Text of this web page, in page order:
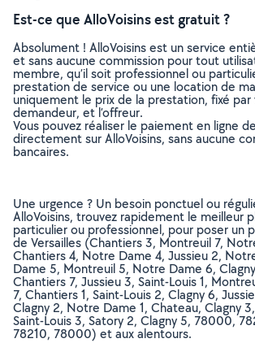
Est-ce que AlloVoisins est gratuit ?
Absolument ! AlloVoisins est un service
et sans aucune commission pour tout
membre, qu’il soit professionnel ou
prestation de service ou une location de
uniquement le prix de la prestation, fixé par
demandeur, et l’offreur.
Vous pouvez réaliser le paiement en ligne
directement sur AlloVoisins, sans aucune
bancaires.
Une urgence ? Un besoin ponctuel ou
AlloVoisins, trouvez rapidement le meilleur
particulier ou professionnel, pour poser un
de Versailles (Chantiers 3, Montreuil 7,
Chantiers 4, Notre Dame 4, Jussieu 2,
Dame 5, Montreuil 5, Notre Dame 6,
Chantiers 7, Jussieu 3, Saint-Louis 1,
7, Chantiers 1, Saint-Louis 2, Clagny 6,
Clagny 2, Notre Dame 1, Chateau, Clagny
Saint-Louis 3, Satory 2, Clagny 5, 78000,
78210, 78000) et aux alentours.